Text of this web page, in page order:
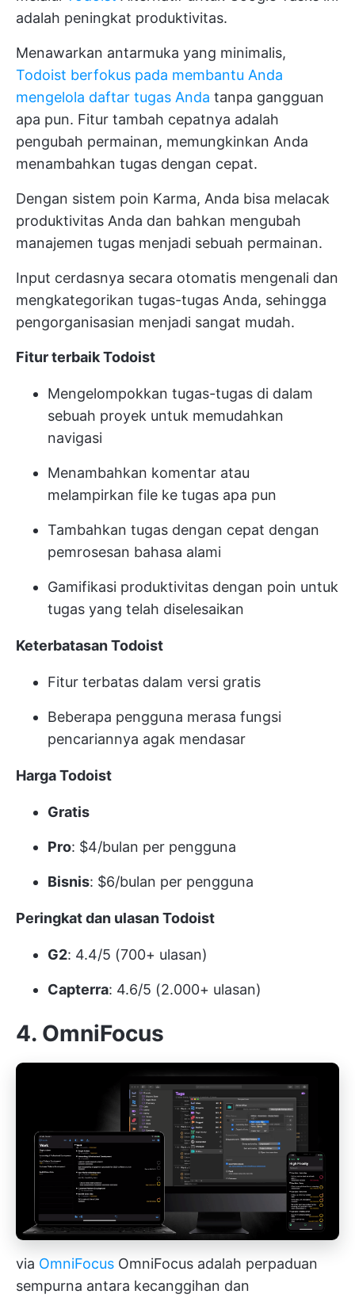
adalah peningkat produktivitas.
Menawarkan antarmuka yang minimalis,
Todoist berfokus pada membantu Anda
mengelola daftar tugas Anda tanpa gangguan
apa pun. Fitur tambah cepatnya adalah
pengubah permainan, memungkinkan Anda
menambahkan tugas dengan cepat.
Dengan sistem poin Karma, Anda bisa melacak
produktivitas Anda dan bahkan mengubah
manajemen tugas menjadi sebuah permainan.
Input cerdasnya secara otomatis mengenali dan
mengkategorikan tugas-tugas Anda, sehingga
pengorganisasian menjadi sangat mudah.
Fitur terbaik Todoist
Mengelompokkan tugas-tugas di dalam
sebuah proyek untuk memudahkan
navigasi
Menambahkan komentar atau
melampirkan file ke tugas apa pun
Tambahkan tugas dengan cepat dengan
pemrosesan bahasa alami
Gamifikasi produktivitas dengan poin untuk
tugas yang telah diselesaikan
Keterbatasan Todoist
Fitur terbatas dalam versi gratis
Beberapa pengguna merasa fungsi
pencariannya agak mendasar
Harga Todoist
Gratis
Pro: $4/bulan per pengguna
Bisnis: $6/bulan per pengguna
Peringkat dan ulasan Todoist
G2: 4.4/5 (700+ ulasan)
Capterra: 4.6/5 (2.000+ ulasan)
4. OmniFocus
via OmniFocus OmniFocus adalah perpaduan
sempurna antara kecanggihan dan